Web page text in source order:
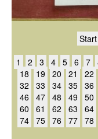
Start
1
2 3 4 5 6 7
18
19 20 21 22
32
33 34 35 36
46
47 48 49 50
60
61 62 63 64
74 75 76 77 78